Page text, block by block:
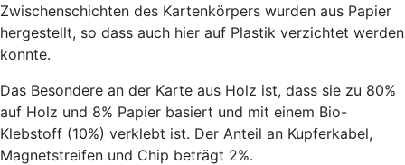
Zwischenschichten des Kartenkörpers wurden aus Papier
hergestellt, so dass auch hier auf Plastik verzichtet werden
konnte.
Das Besondere an der Karte aus Holz ist, dass sie zu 80%
auf Holz und 8% Papier basiert und mit einem Bio-
Klebstoff (10%) verklebt ist. Der Anteil an Kupferkabel,
Magnetstreifen und Chip beträgt 2%.